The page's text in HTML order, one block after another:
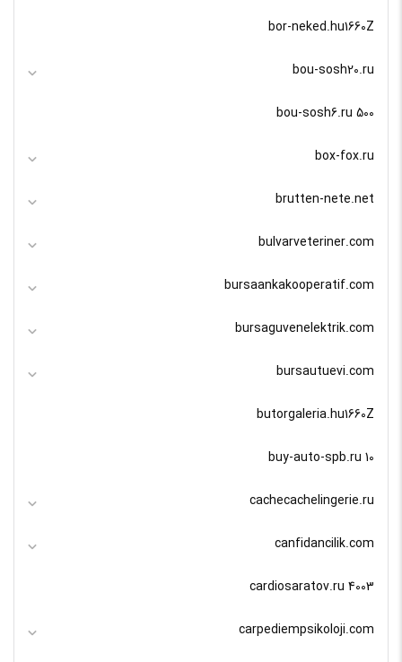
bor-neked.hu1660Z
bou-sosh20.ru
bou-sosh6.ru 500
box-fox.ru
brutten-nete.net
bulvarveteriner.com
bursaankakooperatif.com
bursaguvenelektrik.com
bursautuevi.com
butorgaleria.hu1660Z
buy-auto-spb.ru 10
cachecachelingerie.ru
canfidancilik.com
cardiosaratov.ru 4003
carpediempsikoloji.com